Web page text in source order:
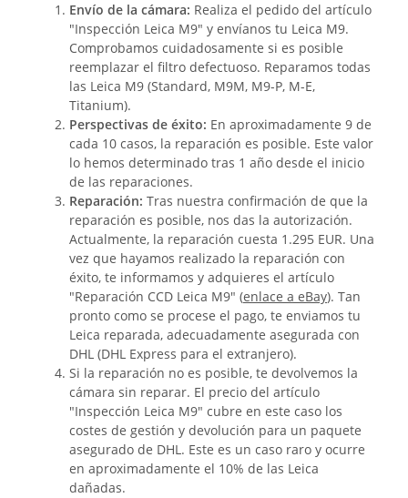
Envío de la cámara: Realiza el pedido del artículo
"Inspección Leica M9" y envíanos tu Leica M9.
Comprobamos cuidadosamente si es posible
reemplazar el filtro defectuoso. Reparamos todas
las Leica M9 (Standard, M9M, M9-P, M-E,
Titanium).
Perspectivas de éxito: En aproximadamente 9 de
cada 10 casos, la reparación es posible. Este valor
lo hemos determinado tras 1 año desde el inicio
de las reparaciones.
Reparación: Tras nuestra confirmación de que la
reparación es posible, nos das la autorización.
Actualmente, la reparación cuesta 1.295 EUR. Una
vez que hayamos realizado la reparación con
éxito, te informamos y adquieres el artículo
"Reparación CCD Leica M9" (enlace a eBay). Tan
pronto como se procese el pago, te enviamos tu
Leica reparada, adecuadamente asegurada con
DHL (DHL Express para el extranjero).
Si la reparación no es posible, te devolvemos la
cámara sin reparar. El precio del artículo
"Inspección Leica M9" cubre en este caso los
costes de gestión y devolución para un paquete
asegurado de DHL. Este es un caso raro y ocurre
en aproximadamente el 10% de las Leica
dañadas.